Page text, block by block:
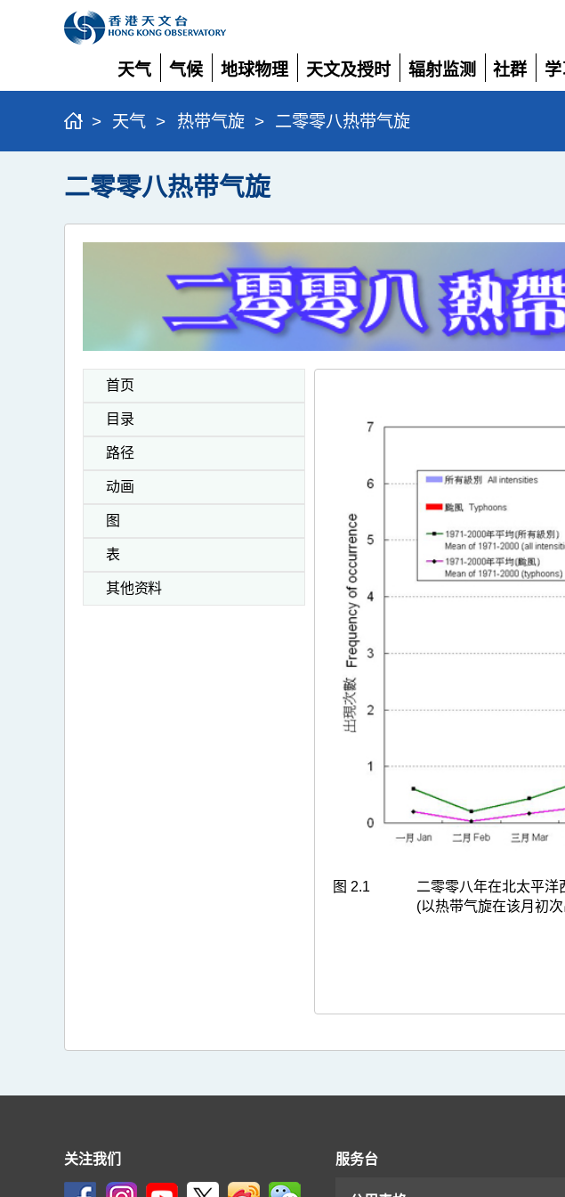
天气
展
开
气候
展
开
地球物理
展
开
天文及授时
展
开
辐射监测
展
开
社群
展
学
展
> 天气 > 热带气旋 > 二零零八热带气旋
二零零八热带气旋
首页
目录
路径
动画
图
表
其他资料
图 2.1
二零零八年在北太平洋
(以热带气旋在该月初
关注我们 服务台